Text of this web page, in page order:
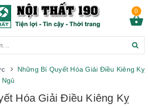
0
Những Bí Quyết Hóa Giải Điều Kiêng Kỵ
Hóa Giải Điều Kiêng Kỵ